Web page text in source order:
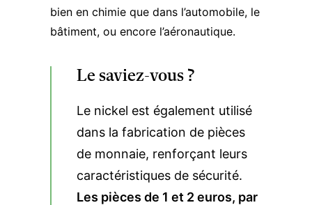
bien en chimie que dans l’automobile, le
bâtiment, ou encore l’aéronautique.
Le saviez-vous ?
Le nickel est également utilisé
dans la fabrication de pièces
de monnaie, renforçant leurs
caractéristiques de sécurité.
Les pièces de 1 et 2 euros, par